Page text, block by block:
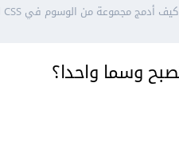
كيف أدمج مجموعة من الوسوم في CSS لتصبح وسما واحدا؟